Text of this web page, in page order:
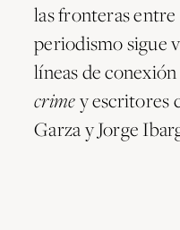
las fronteras
periodismo sigue
líneas de
crimey escritores
Garza y Jorge